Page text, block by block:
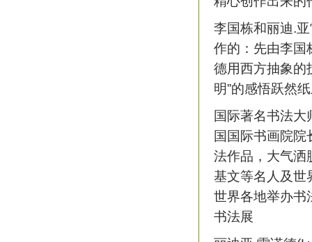
李国栋和丽迪.
作的：先由李国
德用西方抽象的
明”的感悟跃然
国际著名书法
国国际书画院
法作品，大气洒
基文等名人及世
世界各地举办书
书法展